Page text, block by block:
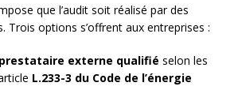
que l’audit soit réalisé par des
Trois options s’offrent aux entreprises :
prestataire externe qualifié selon les
L.233-3 du Code de l’énergie